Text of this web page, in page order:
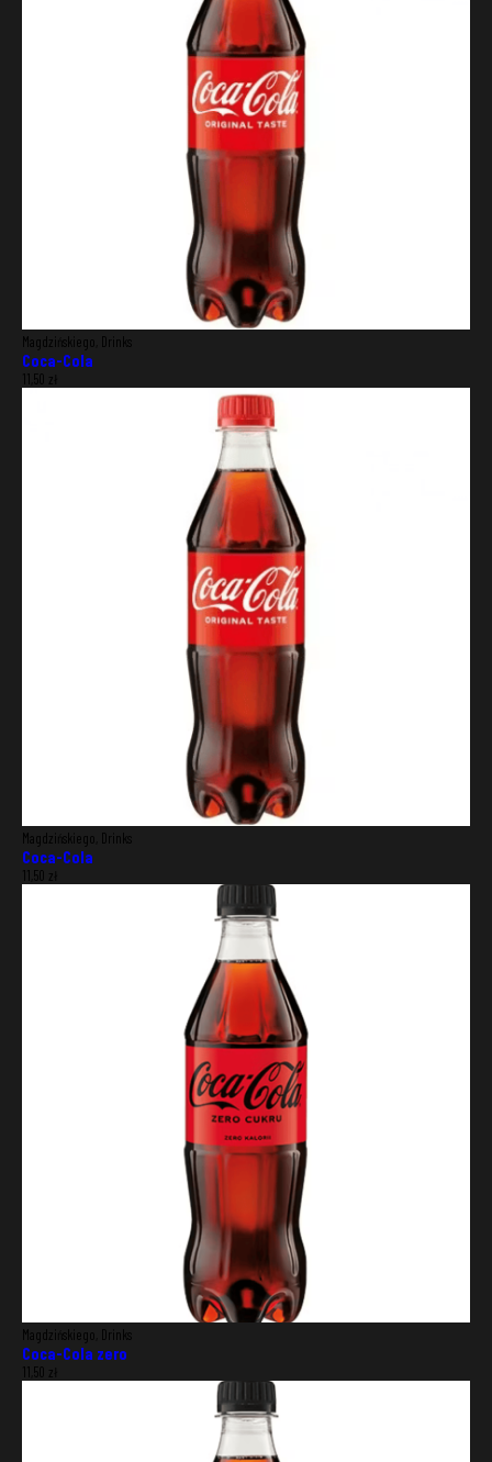
Magdzińskiego, Drinks
Coca-Cola
11,50 zł
Magdzińskiego, Drinks
Coca-Cola
11,50 zł
Magdzińskiego, Drinks
Coca-Cola zero
11,50 zł
DELIVERY ADDRESS
Zip code
SAVE